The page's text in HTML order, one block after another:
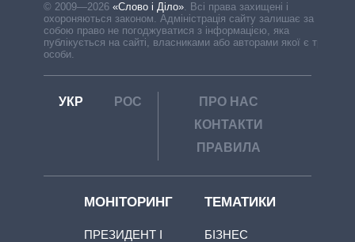
© 2009—2026 «Слово і Діло». Всі права захищені і
охороняються законом. Адміністрація сайту залишає за
собою право не погоджуватися з інформацією, яка
публікується на сайті, власниками або авторами якої є треті
особи.
УКР РОС
ПРО НАС
КОНТАКТИ
ПРАВИЛА
МОНІТОРИНГ
ПРЕЗИДЕНТ І
ТЕМАТИКИ
БІЗНЕС